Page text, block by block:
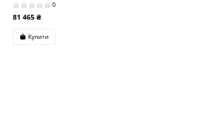
0
81 465 ₴
Купити